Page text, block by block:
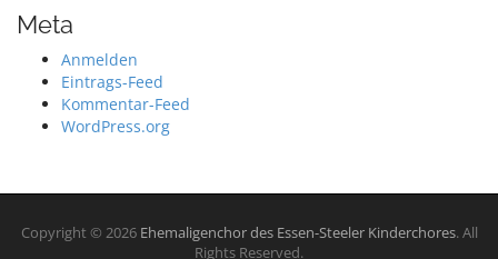
Meta
Anmelden
Eintrags-Feed
Kommentar-Feed
WordPress.org
Copyright © 2026 Ehemaligenchor des Essen-Steeler Kinderchores. All
Rights Reserved.